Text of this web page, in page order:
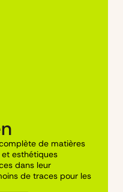
de matières
esthétiques
dans leur
de traces pour les